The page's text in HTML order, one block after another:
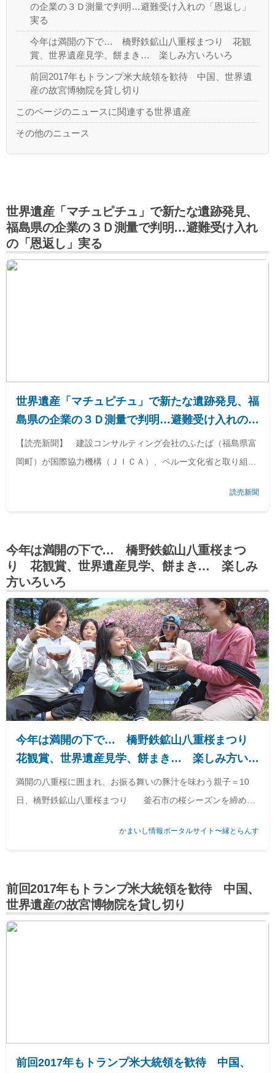
の企業の３Ｄ測量で判明…避難受け入れの「恩返し」
実る
今年は満開の下で… 橋野鉄鉱山八重桜まつり 花観
賞、世界遺産見学、餅まき… 楽しみ方いろいろ
前回2017年もトランプ米大統領を歓待 中国、世界遺
産の故宮博物院を貸し切り
このページのニュースに関連する世界遺産
その他のニュース
世界遺産「マチュピチュ」で新たな遺跡発見、
福島県の企業の３Ｄ測量で判明…避難受け入れ
の「恩返し」実る
世界遺産「マチュピチュ」で新たな遺跡発見、福
島県の企業の３Ｄ測量で判明…避難受け入れの
「恩返し」実る
【読売新聞】 建設コンサルティング会社のふたば（福島県富
岡町）が国際協力機構（ＪＩＣＡ）、ペルー文化省と取り組ん
の調査で、周辺の密林で新たな複数の遺跡が確認された。
読売新聞
今年は満開の下で… 橋野鉄鉱山八重桜まつ
り 花観賞、世界遺産見学、餅まき… 楽しみ
方いろいろ
今年は満開の下で… 橋野鉄鉱山八重桜まつり
花観賞、世界遺産見学、餅まき… 楽しみ方いろ
いろ
満開の八重桜に囲まれ、お振る舞いの豚汁を味わう親子＝10
日、橋野鉄鉱山八重桜まつり 釜石市の桜シーズンを締めく
現地で開かれた。風はあったものの晴れの天候に恵まれ、濃桃
かまいし情報ポータルサイト〜縁とらんす
前回2017年もトランプ米大統領を歓待 中国、
世界遺産の故宮博物院を貸し切り
前回2017年もトランプ米大統領を歓待 中国、